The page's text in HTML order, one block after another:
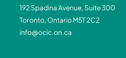
192 Spadina Avenue, Suite 300
Toronto, Ontario M5T 2C2
info@ocic.on.ca